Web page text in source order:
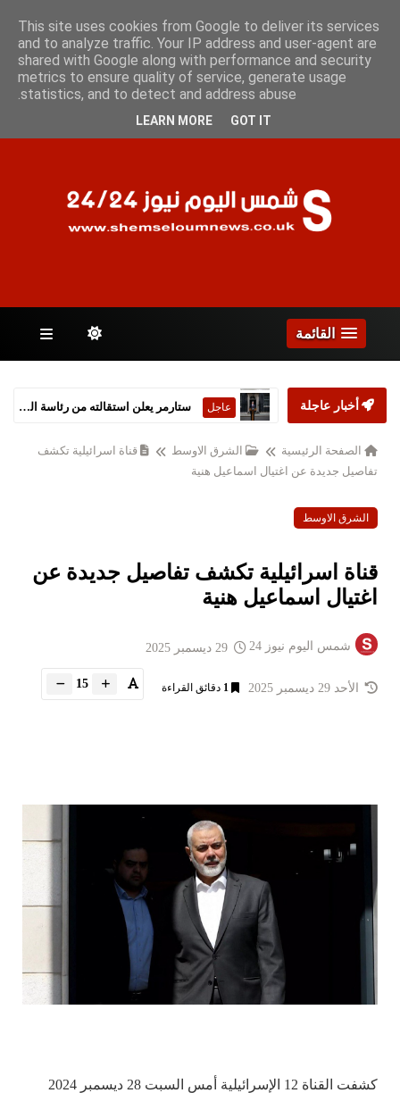
الجمعة 7 أغسطس 2026
الصفحات
القائمة
أخبار عاجلة عاجل ستارمر يعلن استقالته من رئاسة الحكومة البريطانية
الصفحة الرئيسية الشرق الاوسط
قناة اسرائيلية تكشف
تفاصيل جديدة عن اغتيال اسماعيل هنية
الشرق الاوسط
قناة اسرائيلية تكشف تفاصيل جديدة عن
اغتيال اسماعيل هنية
شمس اليوم نيوز 24
الأحد 29 ديسمبر 2025 1 دقائق القراءة 15
كشفت القناة 12 الإسرائيلية أمس السبت 28 ديسمبر 2024
This site uses cookies from Google to deliver its services
and to analyze traffic. Your IP address and user-agent are
shared with Google along with performance and security
metrics to ensure quality of service, generate usage
statistics, and to detect and address abuse.
LEARN MORE GOT IT